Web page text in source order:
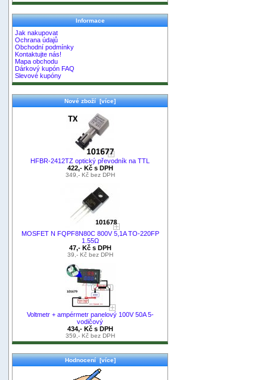
Informace
Jak nakupovat
Ochrana údajů
Obchodní podmínky
Kontaktujte nás!
Mapa obchodu
Dárkový kupón FAQ
Slevové kupóny
Nové zboží [více]
HFBR-2412TZ optický převodník na TTL
422,- Kč s DPH
349,- Kč bez DPH
MOSFET N FQPF8N80C 800V 5,1A TO-220FP
1.55Ω
47,- Kč s DPH
39,- Kč bez DPH
Voltmetr + ampérmetr panelový 100V 50A 5-
vodičový
434,- Kč s DPH
359,- Kč bez DPH
Hodnocení [více]